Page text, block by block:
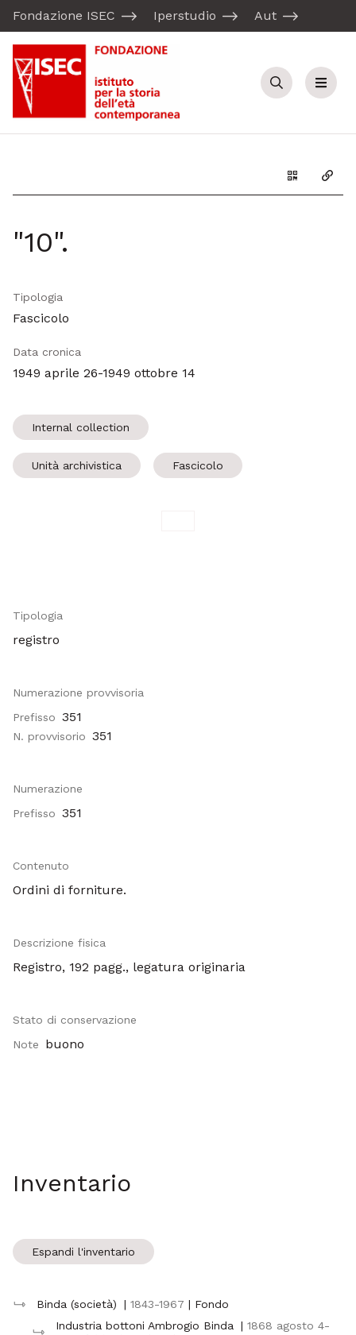
Fondazione ISEC Iperstudio Aut
Cerca Menu
Genera il
"10".
Tipologia
Fascicolo
Data cronica
1949 aprile 26-1949 ottobre 14
Internal collection
Unità archivistica Fascicolo
Tipologia
registro
Numerazione provvisoria
Prefisso 351
N. provvisorio 351
Numerazione
Prefisso 351
Contenuto
Ordini di forniture.
Descrizione fisica
Registro, 192 pagg., legatura originaria
Stato di conservazione
Note
buono
Inventario
Espandi l'inventario
Binda (società) | 1843-1967 | Fondo
Industria bottoni Ambrogio Binda
| 1868 agosto 4-